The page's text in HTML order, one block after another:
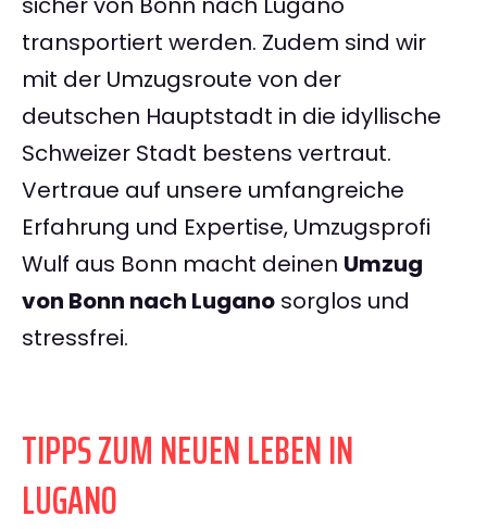
transportiert werden. Zudem sind wir
mit der Umzugsroute von der
deutschen Hauptstadt in die idyllische
Schweizer Stadt bestens vertraut.
Vertraue auf unsere umfangreiche
Erfahrung und Expertise, Umzugsprofi
Wulf aus Bonn macht deinen Umzug
von Bonn nach Lugano sorglos und
stressfrei.
TIPPS ZUM NEUEN LEBEN IN
LUGANO